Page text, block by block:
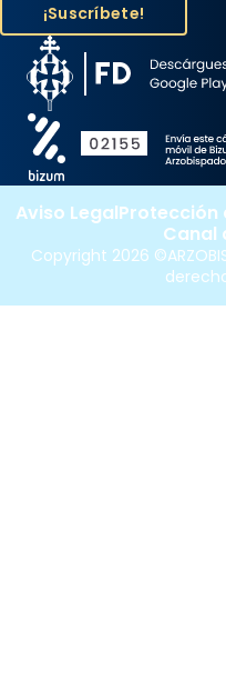
Copyright 2026
Aviso LegalProtección
Canal